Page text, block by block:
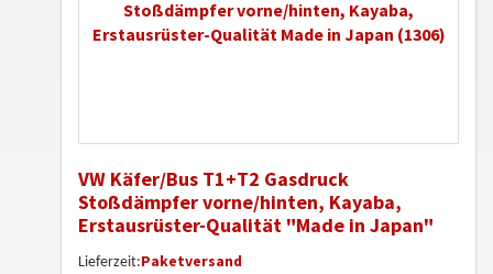
VW Käfer/Bus T1+T2 Gasdruck
Stoßdämpfer vorne/hinten, Kayaba,
Erstausrüster-Qualität "Made in Japan"
Lieferzeit:Paketversand